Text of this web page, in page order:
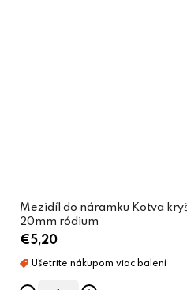
Mezidíl do náramku Kotva
20mm ródium
€5,20